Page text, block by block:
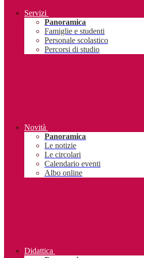
Servizi
Panoramica
Famiglie e studenti
Personale scolastico
Percorsi di studio
Novità
Panoramica
Le notizie
Le circolari
Calendario eventi
Albo online
Didattica